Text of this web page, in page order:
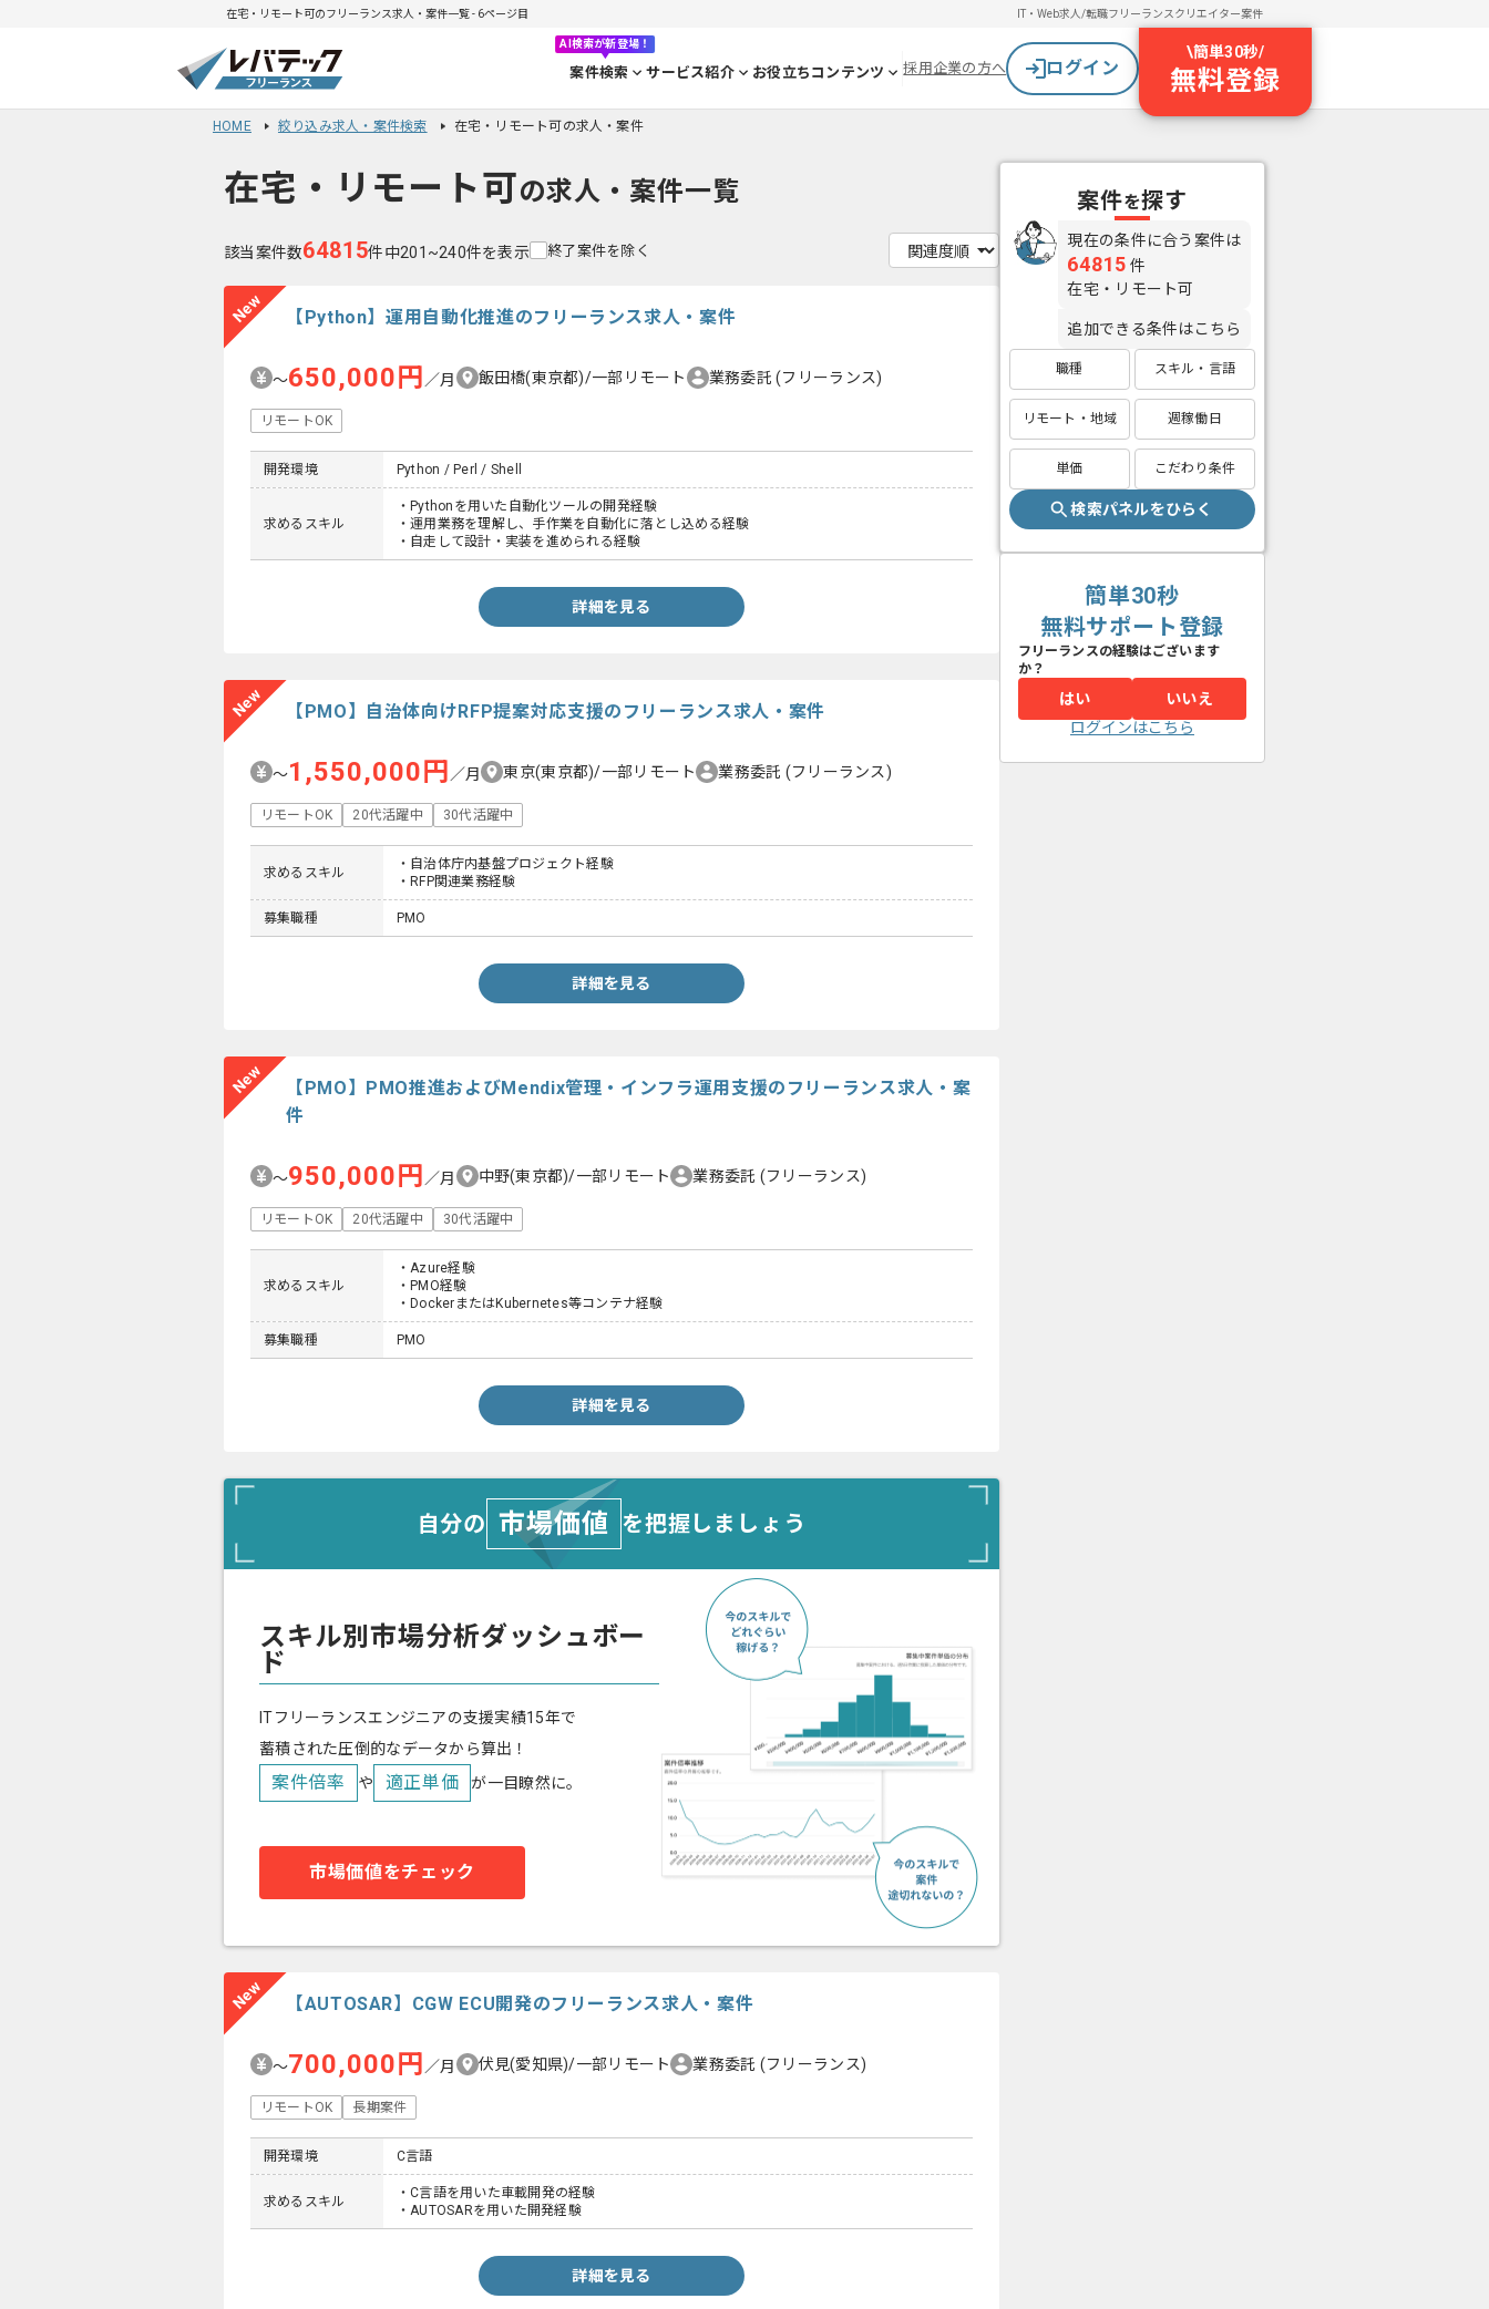
在宅・リモート可のフリーランス求人・案件一覧 - 6ページ目 IT・Web求人/転職フリーランスクリエイター案件
AI検索が新登場！
案件検索 サービス紹介 お役立ちコンテンツ 採用企業の方へ ログイン
\簡単30秒/
無料登録
HOME 絞り込み求人・案件検索 在宅・リモート可の求人・案件
在宅・リモート可の求人・案件一覧
該当案件数64815件中201~240件を表示 終了案件を除く
New 【Python】運用自動化推進のフリーランス求人・案件
〜650,000円 ／月 飯田橋(東京都)/一部リモート 業務委託(フリーランス)
リモートOK
開発環境 Python / Perl / Shell
求めるスキル
・Pythonを用いた自動化ツールの開発経験
・運用業務を理解し、手作業を自動化に落とし込める経験
・自走して設計・実装を進められる経験
詳細を見る
New 【PMO】自治体向けRFP提案対応支援のフリーランス求人・案件
〜1,550,000円 ／月 東京(東京都)/一部リモート 業務委託 (フリーランス)
リモートOK 20代活躍中 30代活躍中
求めるスキル
・自治体庁内基盤プロジェクト経験
・RFP関連業務経験
募集職種 PMO
詳細を見る
New
【PMO】PMO推進およびMendix管理・インフラ運用支援のフリーランス求人・案
件
〜950,000円 ／月 中野(東京都)/一部リモート 業務委託 (フリーランス)
リモートOK 20代活躍中 30代活躍中
求めるスキル
・Azure経験
・PMO経験
・DockerまたはKubernetes等コンテナ経験
募集職種 PMO
詳細を見る
自分の 市場価値 を把握しましょう
スキル別市場分析ダッシュボー
ド
ITフリーランスエンジニアの支援実績15年で
蓄積された圧倒的なデータから算出！
案件倍率 や 適正単価 が一目瞭然に。
市場価値をチェック
New 【AUTOSAR】CGW ECU開発のフリーランス求人・案件
〜700,000円 ／月 伏見(愛知県)/一部リモート 業務委託 (フリーランス)
リモートOK 長期案件
開発環境 C言語
求めるスキル
・C言語を用いた車載開発の経験
・AUTOSARを用いた開発経験
詳細を見る
案件を探す
現在の条件に合う案件は
64815 件
在宅・リモート可
追加できる条件はこちら
職種 スキル・言語
リモート・地域 週稼働日
単価 こだわり条件
検索パネルをひらく
簡単30秒
無料サポート登録
フリーランスの経験はございます
か？
はい
いいえ
ログインはこちら